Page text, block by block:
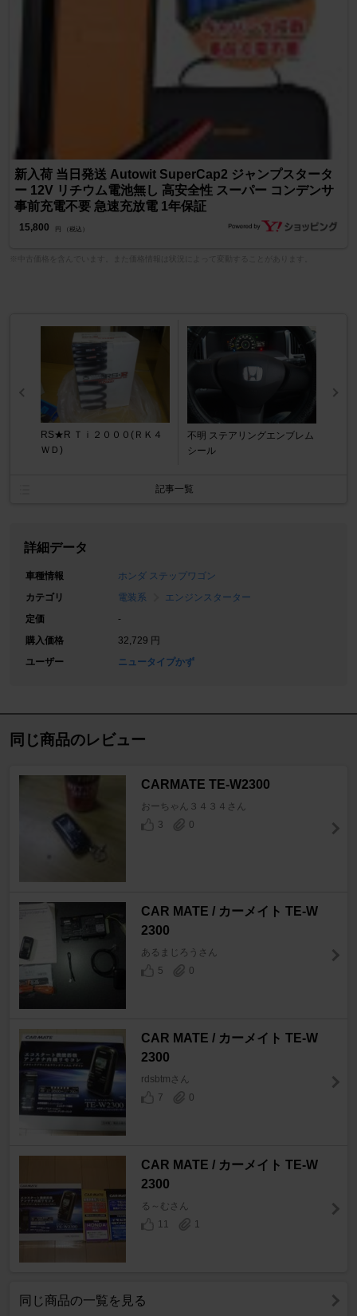
新入荷 当日発送 Autowit SuperCap2 ジャンプスタータ
ー 12V リチウム電池無し 高安全性 スーパー コンデンサ
事前充電不要 急速充放電 1年保証
15,800 円 （税込）
RS★R Ｔｉ２０００(ＲＫ４
ＷＤ)
不明 ステアリングエンブレム
シール
記事一覧
詳細データ
車種情報
ホンダ ステップワゴン
カテゴリ
電装系
エンジンスターター
定価
-
購入価格
32,729 円
ユーザー
ニュータイプかず
同じ商品のレビュー
CARMATE TE-W2300
おーちゃん３４３４さん
3
0
CAR MATE / カーメイト TE-W
2300
あるまじろうさん
5
0
CAR MATE / カーメイト TE-W
2300
rdsbtmさん
7
0
CAR MATE / カーメイト TE-W
2300
る～むさん
11
1
同じ商品の一覧を見る